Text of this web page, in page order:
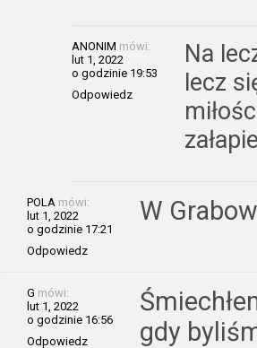
ANONIM mówi:
lut 1, 2022
o godzinie 19:53
Odpowiedz
Na
lecz
POLA mówi:
lut 1, 2022
o godzinie 17:21
Odpowiedz
W
G mówi:
lut 1, 2022
o godzinie 16:56
Odpowiedz
gdy